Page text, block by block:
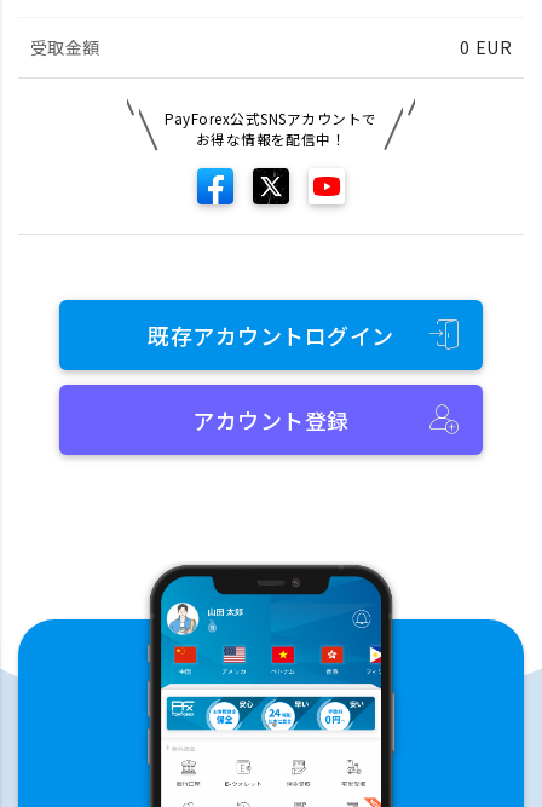
受取金額 0 EUR
PayForex公式SNSアカウントで
お得な情報を配信中！
既存アカウントログイン
アカウント登録